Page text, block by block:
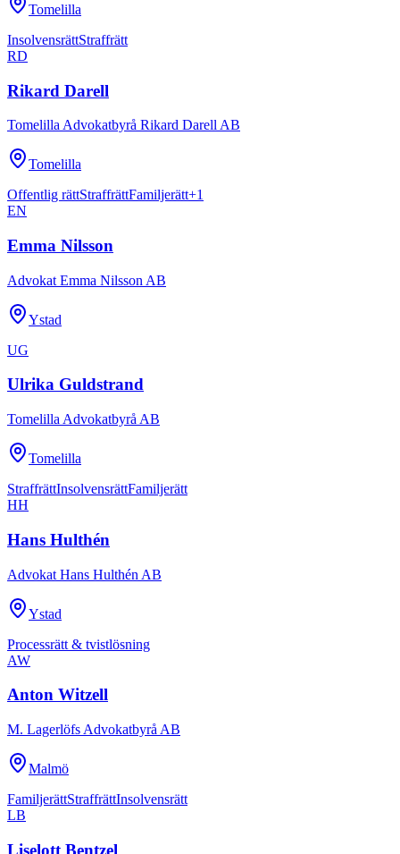
Tomelilla
InsolvensrättStraffrätt
RD
Rikard Darell
Tomelilla Advokatbyrå Rikard Darell AB
Tomelilla
Offentlig rättStraffrättFamiljerätt+1
EN
Emma Nilsson
Advokat Emma Nilsson AB
Ystad
UG
Ulrika Guldstrand
Tomelilla Advokatbyrå AB
Tomelilla
StraffrättInsolvensrättFamiljerätt
HH
Hans Hulthén
Advokat Hans Hulthén AB
Ystad
Processrätt & tvistlösning
AW
Anton Witzell
M. Lagerlöfs Advokatbyrå AB
Malmö
FamiljerättStraffrättInsolvensrätt
LB
Liselott Bentzel